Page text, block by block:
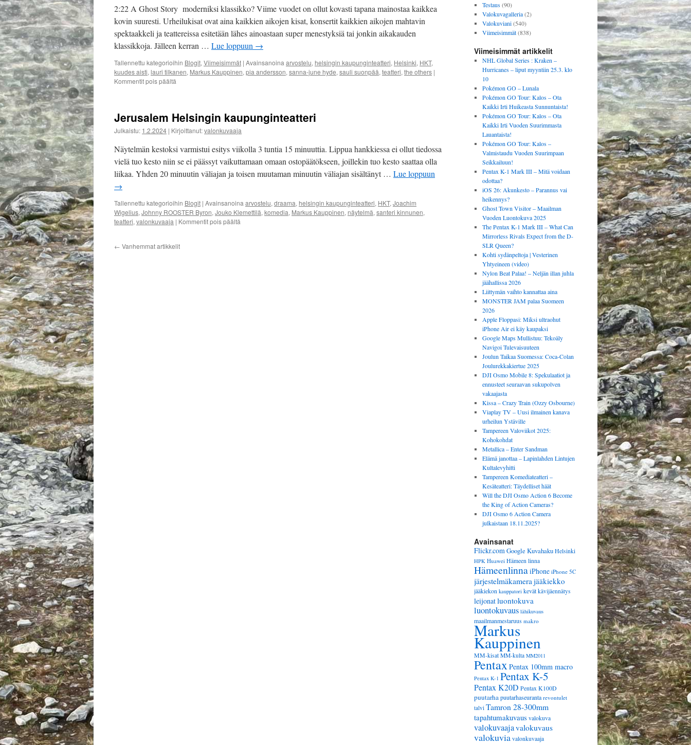
2:22 A Ghost Story moderniksi klassikko? Viime vuodet on ollut kovasti tapana mainostaa kaikkea
kovin suuresti. Urheilukisat ovat aina kaikkien aikojen kisat, konsertit kaikkien aikojen mahtavin
spektaakkeli ja teattereissa esitetään lähes ainoastaan super menestyksiä tai jonkin aikakauden
klassikkoja. Jälleen kerran … Lue loppuun →
Tallennettu kategorioihin Blogit, Viimeisimmät | Avainsanoina arvostelu, helsingin kaupunginteatteri, Helsinki, HKT,
kuudes aisti, lauri tilkanen, Markus Kauppinen, pia andersson, sanna-june hyde, sauli suonpää, teatteri, the others |
Kommentit pois päältä
Story
–
Helsingin
kaupunginteatteri
Jerusalem Helsingin kaupunginteatteri
Julkaistu: 1.2.2024 | Kirjoittanut:valonkuvaaja
Näytelmän kestoksi varmistui esitys viikolla 3 tuntia 15 minuuttia. Lippua hankkiessa ei ollut tiedossa
vielä tuo kesto niin se ei päässyt vaikuttamaan omaan ostopäätökseen, joillekin tuo kesto saattaa olla
liikaa. Yhden 20 minuutin väliajan ja toisen muutaman minuutin väliajan sisältänyt … Lue loppuun
→
Tallennettu kategorioihin Blogit | Avainsanoina arvostelu, draama, helsingin kaupunginteatteri, HKT, Joachim
Wigelius, Johnny ROOSTER Byron, Jouko Klemettilä, komedia, Markus Kauppinen, näytelmä, santeri kinnunen,
teatteri, valonkuvaaja | Kommentit pois päältä
← Vanhemmat artikkelit
Testaus(90)
Valokuvagalleria(2)
Valokuviani(540)
Viimeisimmät(838)
Viimeisimmät artikkelit
NHL Global Series : Kraken –
Hurricanes – liput myyntiin 25.3. klo
10
Pokémon GO – Lunala
Pokémon GO Tour: Kalos – Ota
Kaikki Irti Huikeasta Sunnuntaista!
Pokémon GO Tour: Kalos – Ota
Kaikki Irti Vuoden Suurimmasta
Lauantaista!
Pokémon GO Tour: Kalos –
Valmistaudu Vuoden Suurimpaan
Seikkailuun!
Pentax K-1 Mark III – Mitä voidaan
odottaa?
iOS 26: Akunkesto – Parannus vai
heikennys?
Ghost Town Visitor – Maailman
Vuoden Luontokuva 2025
The Pentax K-1 Mark III – What Can
Mirrorless Rivals Expect from the D-
SLR Queen?
Kohti sydänpeltoja | Vesterinen
Yhtyeineen (video)
Nylon Beat Palaa! – Neljän illan juhla
jäähallissa 2026
Liittymän vaihto kannattaa aina
MONSTER JAM palaa Suomeen
2026
Apple Floppasi: Miksi ultraohut
iPhone Air ei käy kaupaksi
Google Maps Mullistuu: Tekoäly
Navigoi Tulevaisuuteen
Joulun Taikaa Suomessa: Coca-Colan
Joulurekkakiertue 2025
DJI Osmo Mobile 8: Spekulaatiot ja
ennusteet seuraavan sukupolven
vakaajasta
Kissa – Crazy Train (Ozzy Osbourne)
Viaplay TV – Uusi ilmainen kanava
urheilun Ystäville
Tampereen Valoviikot 2025:
Kohokohdat
Metallica – Enter Sandman
Elämä janottaa – Lapinlahden Lintujen
Kultalevyhitti
Tampereen Komediateatteri –
Kesäteatteri: Täydelliset häät
Will the DJI Osmo Action 6 Become
the King of Action Cameras?
DJI Osmo 6 Action Camera
julkaistaan 18.11.2025?
Avainsanat
Flickr.comGoogle Kuvahaku Helsinki
HPK Huawei Hämeen linna
HämeenlinnaiPhone iPhone 5C
järjestelmäkamerajääkiekko
jääkiekon kauppatori kevät kävijäennätys
leijonatluontokuva
luontokuvaus lähikuvaus
maailmanmestaruus makro
Markus
Kauppinen
MM-kisat MM-kulta MM2011
PentaxPentax 100mm macro
Pentax K-1 Pentax K-5
Pentax K20D Pentax K100D
puutarhapuutarhaseuranta revontulet
talvi Tamron 28-300mm
tapahtumakuvaus valokuva
valokuvaajavalokuvaus
valokuvia valonkuvaaja